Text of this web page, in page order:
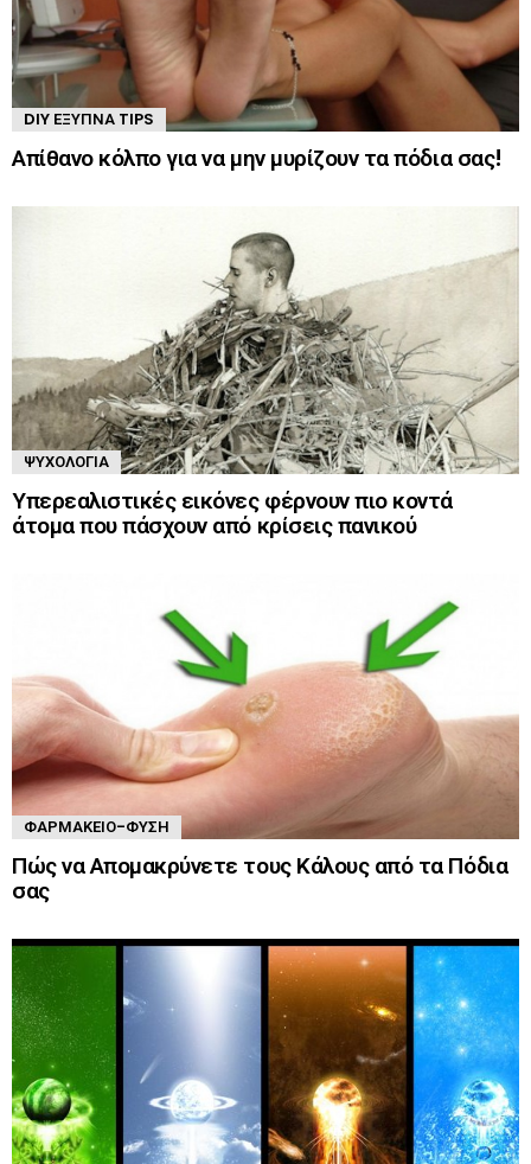
DIY ΈΞΥΠΝΑ TIPS
Απίθανο κόλπο για να μην μυρίζουν τα πόδια σας!
ΨΥΧΟΛΟΓΊΑ
Υπερεαλιστικές εικόνες φέρνουν πιο κοντά
άτομα που πάσχουν από κρίσεις πανικού
ΦΑΡΜΑΚΕΊΟ-ΦΎΣΗ
Πώς να Απομακρύνετε τους Κάλους από τα Πόδια
σας